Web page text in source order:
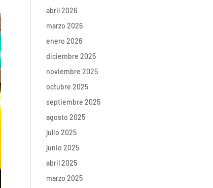
abril 2026
marzo 2026
enero 2026
diciembre 2025
noviembre 2025
octubre 2025
septiembre 2025
agosto 2025
julio 2025
junio 2025
abril 2025
marzo 2025